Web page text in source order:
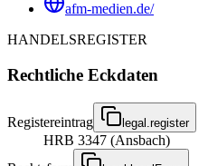
afm-medien.de/
HANDELSREGISTER
Rechtliche Eckdaten
Registereintrag legal.register
HRB 3347 (Ansbach)